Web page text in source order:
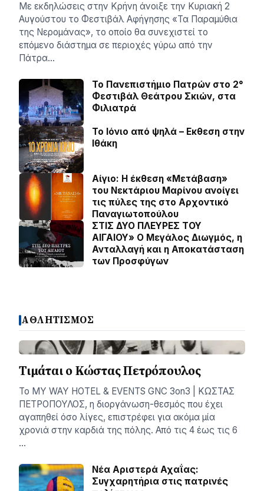
Με εκδηλώσεις στην Κρήνη άνοιξε την Κυριακή 2
Αυγούστου το Φεστιβάλ Αφήγησης «Τα Παραμύθια
της Νερομάνας», το οποίο θα συνεχιστεί το
επόμενο διάστημα σε περιοχές γύρω από την
Πάτρα…
Το Πανεπιστήμιο Πατρών στο 2°
Φεστιβάλ Θεάτρου Σκιών, στα
Φιλιατρά
Το Ιόνιο από ψηλά – Eκθεση στην
Ιθάκη
Αίγιο: Η έκθεση «Μετάβαση»
του Νεκτάριου Μαρίνου ανοίγει
τις πύλες της στο Αρχοντικό
Παναγιωτοπούλου
ΣΤΙΣ ΔΥΟ ΠΛΕΥΡΕΣ ΤΟΥ
ΑΙΓΑΙΟΥ» Ο Μεγάλος Διωγμός, η
Ανταλλαγή και η Αποκατάσταση
των Προσφύγων
ΑΘΛΗΤΙΣΜΟΣ
Τιμάται ο Κώστας Πετρόπουλος
Το MY WAY HOTEL & EVENTS GNC 3on3 | ΚΩΣΤΑΣ
ΠΕΤΡΟΠΟΥΛΟΣ, η διοργάνωση-θεσμός που έχει
αγαπηθεί όσο λίγες, επιστρέφει για ακόμα μία
χρονιά στην καρδιά της πόλης. Από τις 4 έως τις 6
…
Νέα Αριστερά Αχαΐας:
Συγχαρητήρια στις πατρινές